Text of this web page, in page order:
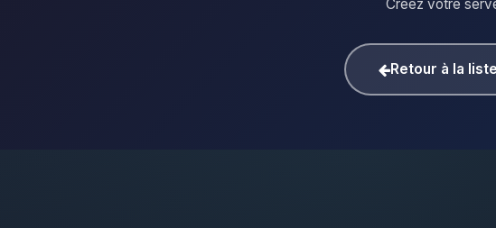
Créez votre
Retour à la